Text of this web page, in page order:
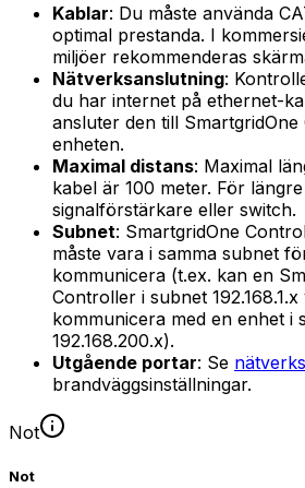
Kablar: Du måste använda
optimal prestanda. I
miljöer rekommenderas
Nätverksanslutning:
du har internet på ethernet-
ansluter den till SmartgridOne
enheten.
Maximal distans: Maximal
kabel är 100 meter. För
signalförstärkare eller switch.
Subnet: SmartgridOne
måste vara i samma subnet
kommunicera (t.ex. kan en
Controller i subnet
kommunicera med en enhet i
192.168.200.x).
Utgående portar: Se
brandväggsinställningar.
Not
Not